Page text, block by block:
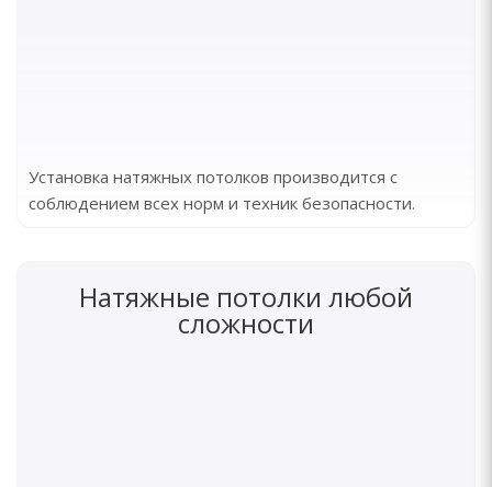
Установка натяжных потолков производится с
соблюдением всех норм и техник безопасности.
Натяжные потолки любой
сложности